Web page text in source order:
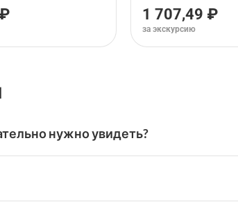
1 707,49 ₽
за экскурсию
нужно увидеть?